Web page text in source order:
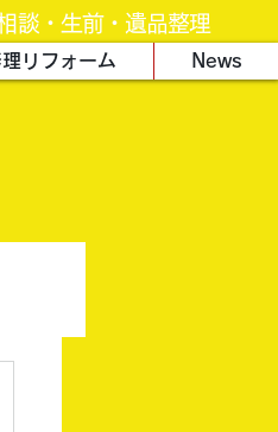
談・生前・遺品整理
理リフォーム News